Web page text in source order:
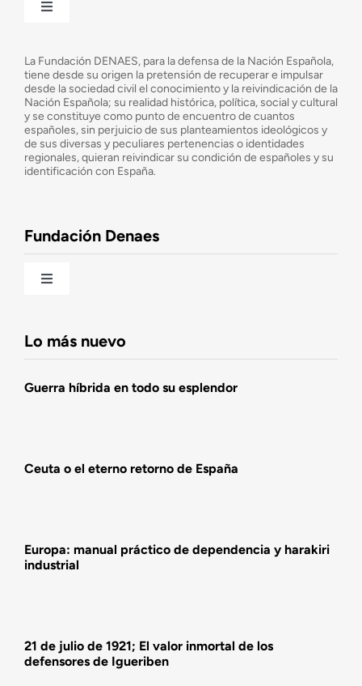
Toggle
¿Cuáles son nuestros objetivos?
Consejo Asesor
La Fundación DENAES, para la defensa de la Nación Española,
tiene desde su origen la pretensión de recuperar e impulsar
desde la sociedad civil el conocimiento y la reivindicación de la
Nación Española; su realidad histórica, política, social y cultural
y se constituye como punto de encuentro de cuantos
españoles, sin perjuicio de sus planteamientos ideológicos y
de sus diversas y peculiares pertenencias o identidades
regionales, quieran reivindicar su condición de españoles y su
identificación con España.
Fundación Denaes
Toggle
Lo más nuevo
Guerra híbrida en todo su esplendor
Ceuta o el eterno retorno de España
Europa: manual práctico de dependencia y harakiri
industrial
21 de julio de 1921; El valor inmortal de los
defensores de Igueriben